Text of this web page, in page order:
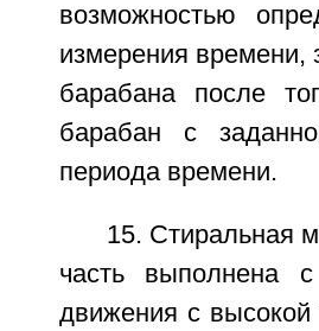
возможностью
измерения времени,
барабана после
барабан с
периода времени.
15. Стиральная
часть выполнена
движения с высокой